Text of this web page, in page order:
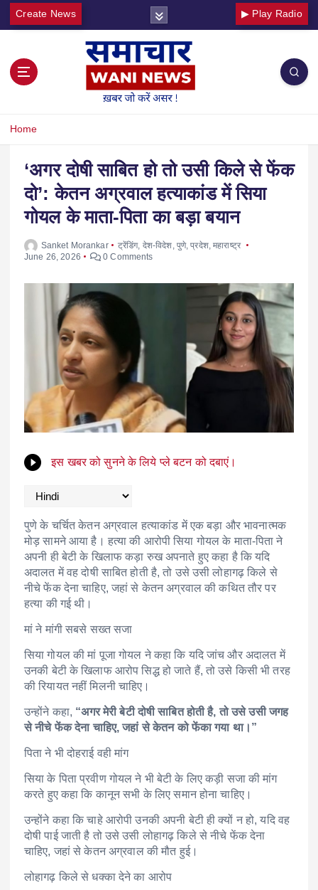
Create News ▶ Play Radio
Home
‘अगर दोषी साबित हो तो उसी किले से फेंक
दो’: केतन अग्रवाल हत्याकांड में सिया
गोयल के माता-पिता का बड़ा बयान
Sanket Morankar ट्रेंडिंग, देश-विदेश पुणे,प्रदेश,महाराष्ट्र
June 26, 2026
0 Comments
इस खबर को सुनने के लिये प्ले बटन को दबाएं।
पुणे के चर्चित केतन अग्रवाल हत्याकांड में एक बड़ा और भावनात्मक
मोड़ सामने आया है। हत्या की आरोपी सिया गोयल के माता-पिता ने
अपनी ही बेटी के खिलाफ कड़ा रुख अपनाते हुए कहा है कि यदि
अदालत में वह दोषी साबित होती है, तो उसे उसी लोहागढ़ किले से
नीचे फेंक देना चाहिए, जहां से केतन अग्रवाल की कथित तौर पर
हत्या की गई थी।
मां ने मांगी सबसे सख्त सजा
सिया गोयल की मां पूजा गोयल ने कहा कि यदि जांच और अदालत में
उनकी बेटी के खिलाफ आरोप सिद्ध हो जाते हैं, तो उसे किसी भी तरह
की रियायत नहीं मिलनी चाहिए।
उन्होंने कहा, “अगर मेरी बेटी दोषी साबित होती है, तो उसे उसी जगह
से नीचे फेंक देना चाहिए, जहां से केतन को फेंका गया था।”
पिता ने भी दोहराई वही मांग
सिया के पिता प्रवीण गोयल ने भी बेटी के लिए कड़ी सजा की मांग
करते हुए कहा कि कानून सभी के लिए समान होना चाहिए।
उन्होंने कहा कि चाहे आरोपी उनकी अपनी बेटी ही क्यों न हो, यदि वह
दोषी पाई जाती है तो उसे उसी लोहागढ़ किले से नीचे फेंक देना
चाहिए, जहां से केतन अग्रवाल की मौत हुई।
लोहागढ़ किले से धक्का देने का आरोप